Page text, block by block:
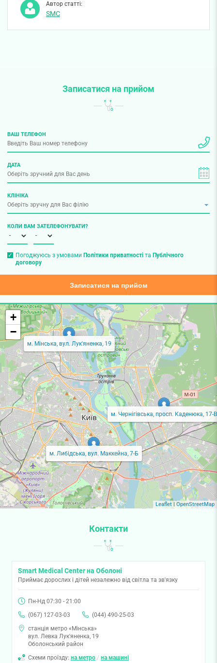
Автор статті:
SMC
Записатися на прийом
ВАШ ТЕЛЕФОН
ДАТА
КЛІНІКА
КОЛИ ВАМ ЗАТЕЛЕФОНУВАТИ?
Погоджуюсь з умовами Політики приватностіта Публічного
договору
Записатися на прийом
м. Мінська, вул. Лук'яненка, 19
м. Либідська, вул. Маккейна, 7-Б
м. Чернігівська, просп. Каденюка, 17-В
+
−
Leaflet| OpenStreetMap
Контакти
Smart Medical Center на Оболоні
Приймає дорослих і дітей незалежно від світла та зв'язку
Пн-Нд 07:30 - 21:00
(067) 127-03-03
(044) 490-25-03
станція метро «Мінська»
вул. Левка Лук'яненка, 19
Оболонський район
Схеми проїзду: на метро / на машині